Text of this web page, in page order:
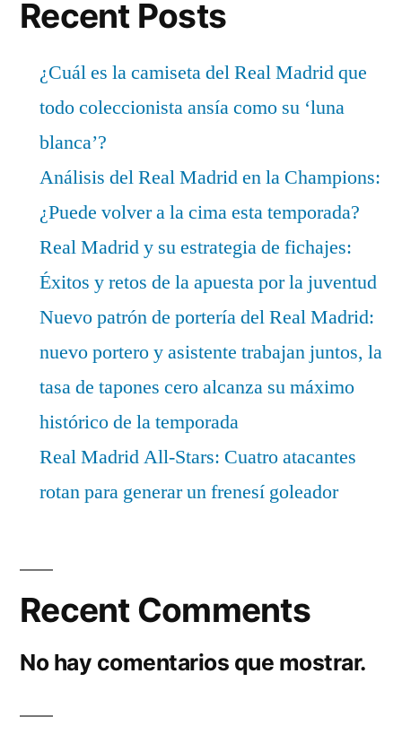
Recent Posts
¿Cuál es la camiseta del Real Madrid que
todo coleccionista ansía como su ‘luna
blanca’?
Análisis del Real Madrid en la Champions:
¿Puede volver a la cima esta temporada?
Real Madrid y su estrategia de fichajes:
Éxitos y retos de la apuesta por la juventud
Nuevo patrón de portería del Real Madrid:
nuevo portero y asistente trabajan juntos, la
tasa de tapones cero alcanza su máximo
histórico de la temporada
Real Madrid All-Stars: Cuatro atacantes
rotan para generar un frenesí goleador
Recent Comments
No hay comentarios que mostrar.